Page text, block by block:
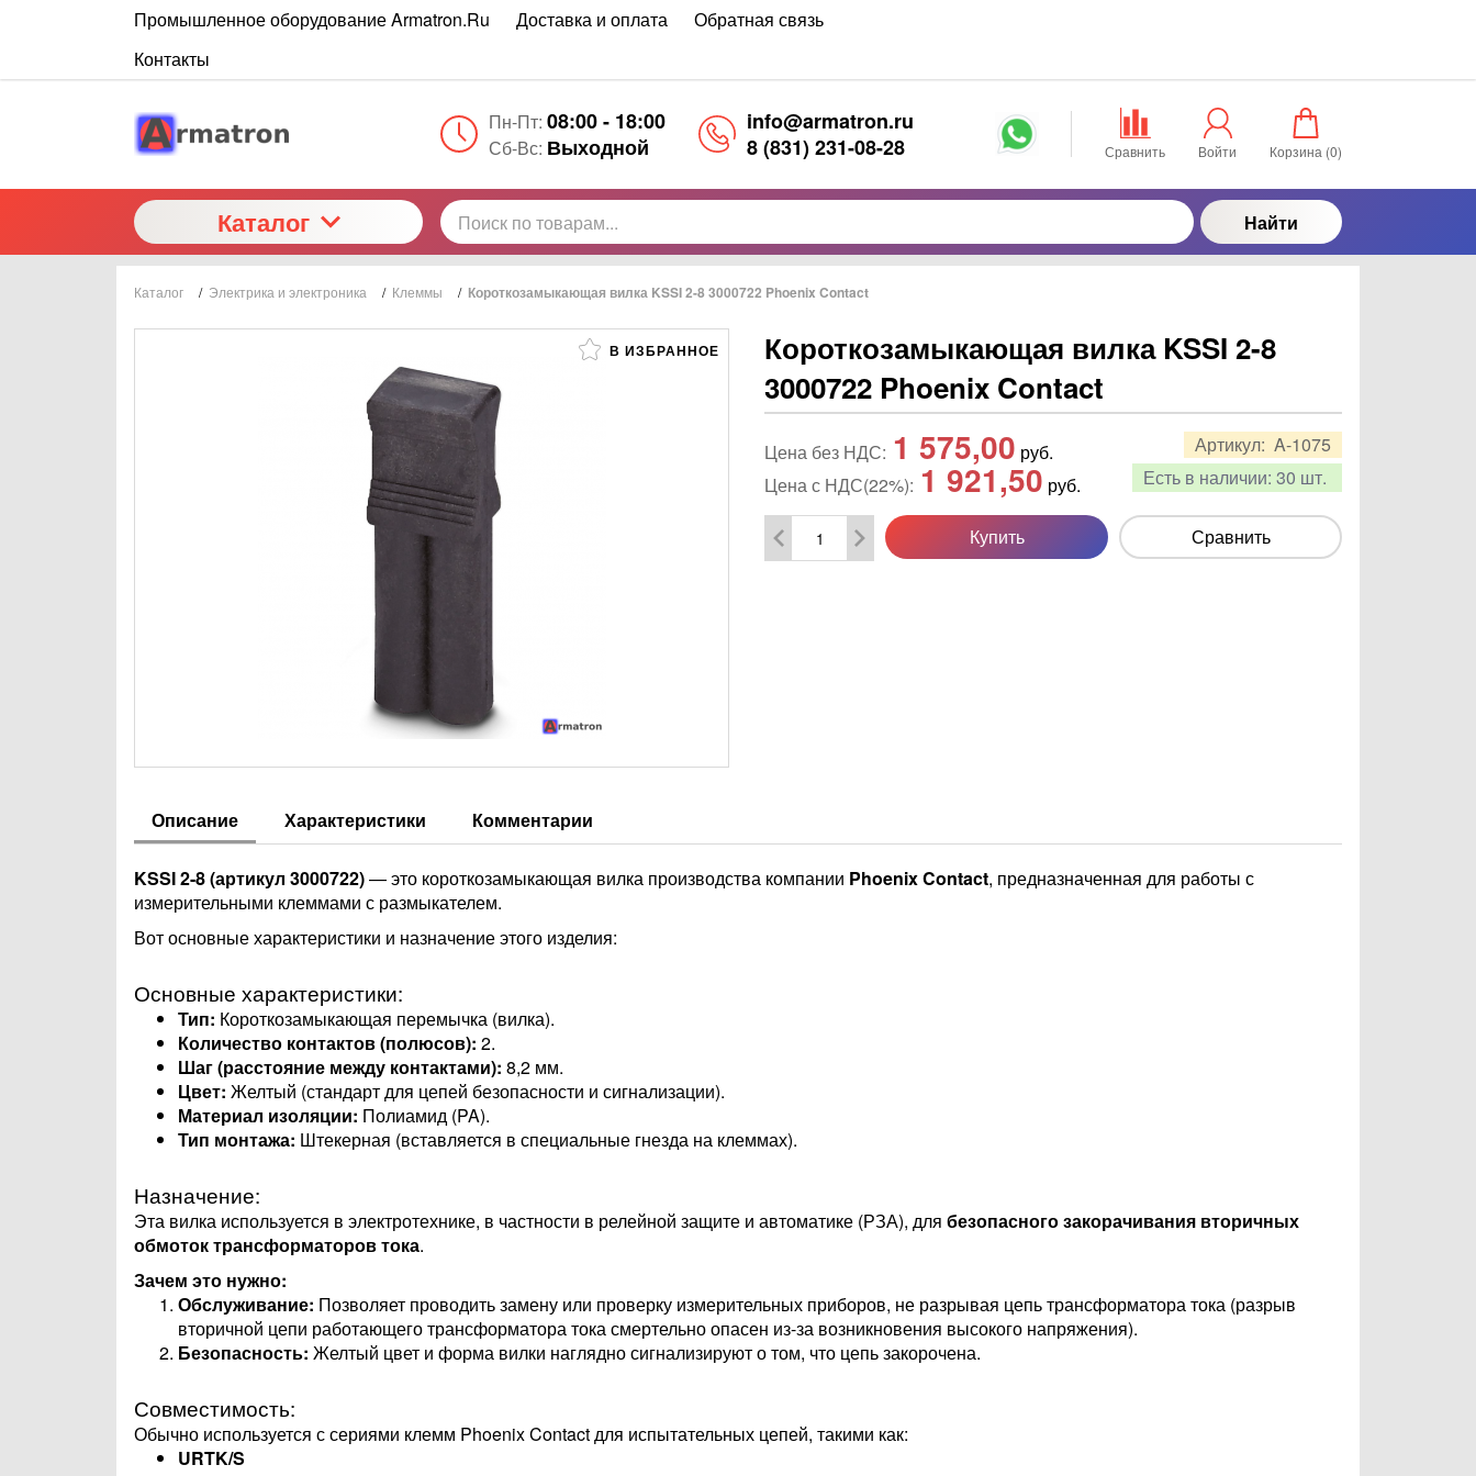
Промышленное оборудование Armatron.Ru Доставка и оплата
Обратная связь
Контакты
Пн-Пт: 08:00 - 18:00
Сб-Вс: Выходной
info@armatron.ru
8 (831) 231-08-28
Сравнить Войти Корзина (0)
Каталог Найти
Каталог / Электрика и электроника / Клеммы / Короткозамыкающая вилка KSSI 2-8 3000722 Phoenix Contact
В ИЗБРАННОЕ
Короткозамыкающая вилка KSSI 2-8
3000722 Phoenix Contact
Артикул: A-1075
Есть в наличии: 30 шт.
Цена без НДС: 1 575,00 руб.
Цена с НДС(22%): 1 921,50 руб.
Купить Сравнить
Описание Характеристики Комментарии
KSSI 2-8 (артикул 3000722)— это короткозамыкающая вилка производства компании Phoenix Contact, предназначенная для работы с
измерительными клеммами с размыкателем.
Вот основные характеристики и назначение этого изделия:
Основные характеристики:
Тип: Короткозамыкающая перемычка (вилка).
Количество контактов (полюсов): 2.
Шаг (расстояние между контактами): 8,2 мм.
Цвет: Желтый (стандарт для цепей безопасности и сигнализации).
Материал изоляции: Полиамид (PA).
Тип монтажа: Штекерная (вставляется в специальные гнезда на клеммах).
Назначение:
Эта вилка используется в электротехнике, в частности в релейной защите и автоматике (РЗА), для безопасного закорачивания вторичных
обмоток трансформаторов тока.
Зачем это нужно:
Обслуживание: Позволяет проводить замену или проверку измерительных приборов, не разрывая цепь трансформатора тока (разрыв
вторичной цепи работающего трансформатора тока смертельно опасен из-за возникновения высокого напряжения).
Безопасность: Желтый цвет и форма вилки наглядно сигнализируют о том, что цепь закорочена.
Совместимость:
Обычно используется с сериями клемм Phoenix Contact для испытательных цепей, такими как:
URTK/S